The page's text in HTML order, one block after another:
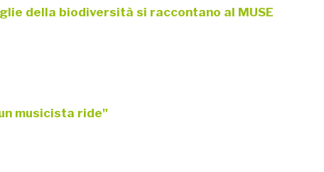
della biodiversità si raccontano al MUSE
musicista ride"